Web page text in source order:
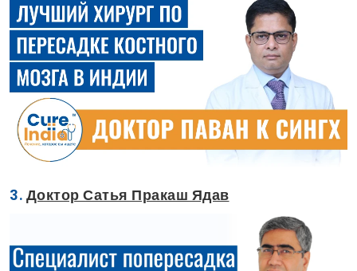
3. Доктор Сатья Пракаш Ядав